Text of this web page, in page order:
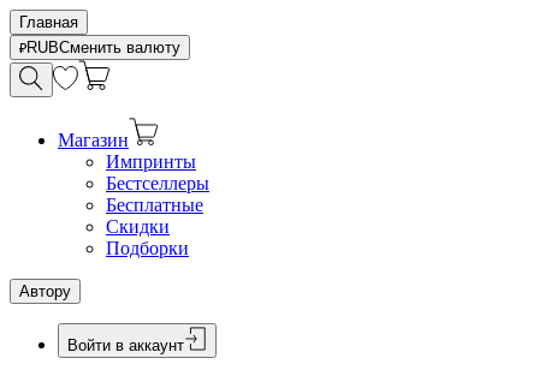
Главная
RUBСменить валюту
Магазин
Импринты
Бестселлеры
Бесплатные
Скидки
Подборки
Автору
Войти в аккаунт